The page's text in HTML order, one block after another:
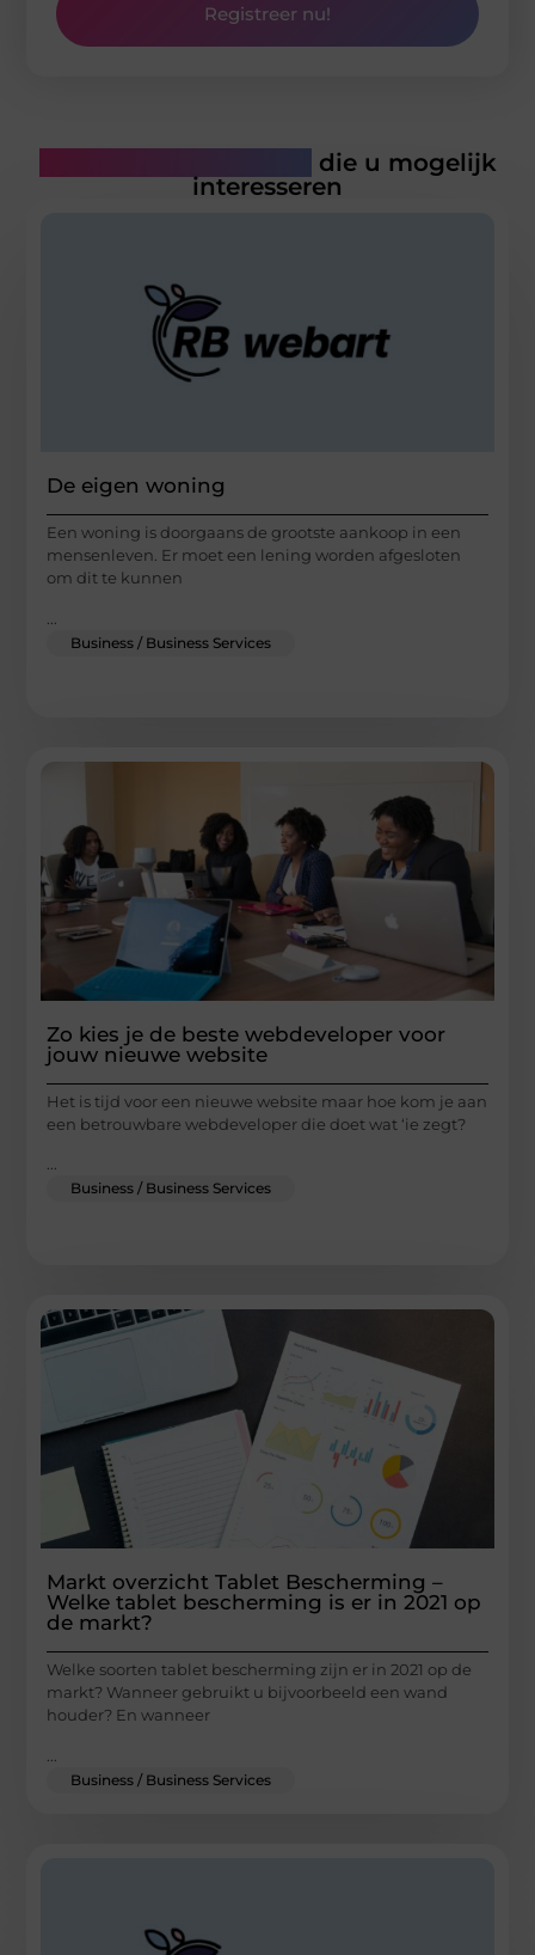
Registreer nu!
die u mogelijk
interesseren
De eigen woning
Een woning is doorgaans de grootste aankoop in een
mensenleven. Er moet een lening worden afgesloten
om dit te kunnen
Business / Business Services
Zo kies je de beste webdeveloper voor
jouw nieuwe website
Het is tijd voor een nieuwe website maar hoe kom je aan
een betrouwbare webdeveloper die doet wat ‘ie zegt?
Business / Business Services
Markt overzicht Tablet Bescherming –
Welke tablet bescherming is er in 2021 op
de markt?
Welke soorten tablet bescherming zijn er in 2021 op de
markt? Wanneer gebruikt u bijvoorbeeld een wand
houder? En wanneer
Business / Business Services